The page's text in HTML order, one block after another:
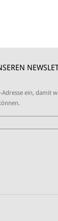
Adresse ein, damit